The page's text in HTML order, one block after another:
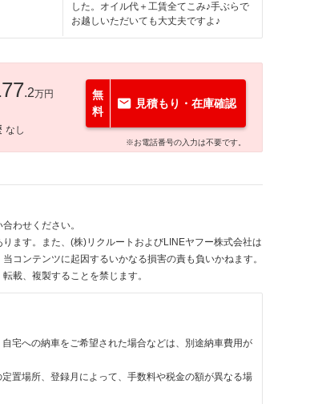
した。オイル代＋工賃全てこみ♪手ぶらで
お越しいただいても大丈夫ですよ♪
.2万円
なし
無
料
見積もり・在庫確認
※お電話番号の入力は不要です。
わせください。
ます。また、(株)リクルートおよびLINEヤフー株式会社は
コンテンツに起因するいかなる損害の責も負いかねます。
載、複製することを禁じます。
宅への納車をご希望された場合などは、別途納車費用が
置場所、登録月によって、手数料や税金の額が異なる場